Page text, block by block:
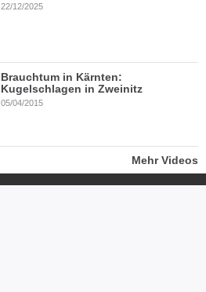
22/12/2025
Brauchtum in Kärnten:
Kugelschlagen in Zweinitz
05/04/2015
Mehr Videos